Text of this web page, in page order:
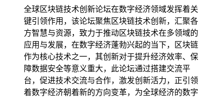
全球区块链技术创新论坛在数字经济领域发挥着关
键引领作用，该论坛聚焦区块链技术创新，汇聚各
方智慧与资源，致力于推动区块链技术在多领域的
应用与发展，在数字经济蓬勃兴起的当下，区块链
作为核心技术之一，其创新对于提升经济效率、保
障数据安全等意义重大，此论坛通过搭建交流平
台，促进技术交流与合作，激发创新活力，正引领
着数字经济朝着新的方向变革，为全球经济的数字